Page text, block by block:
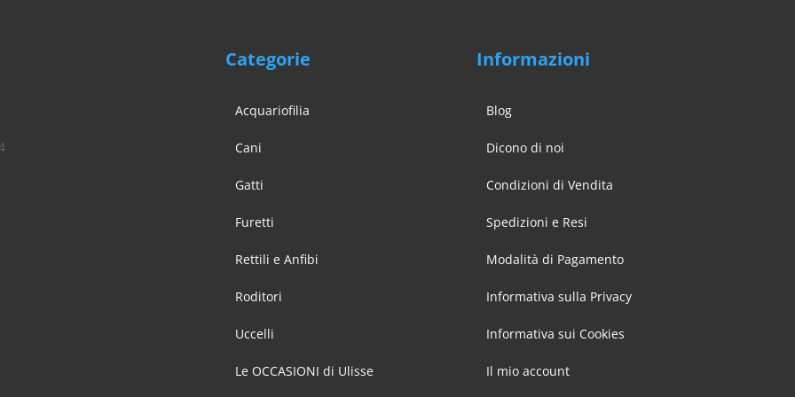
Categorie
Acquariofilia
Cani
Gatti
Furetti
Rettili e Anfibi
Roditori
Uccelli
Le OCCASIONI di Ulisse
Informazioni
Blog
Dicono di noi
Condizioni di Vendita
Spedizioni e Resi
Modalità di Pagamento
Informativa sulla Privacy
Informativa sui Cookies
Il mio account